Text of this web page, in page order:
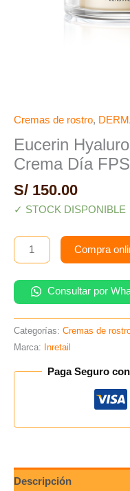
Cremas de rostro,
Eucerin
Crema Día
S/ 150.00
✓ STOCK DISPONIBLE
Compra
Consultar por
Categorías: Cremas de
Marca: Inretail
Paga Seguro
Descripción